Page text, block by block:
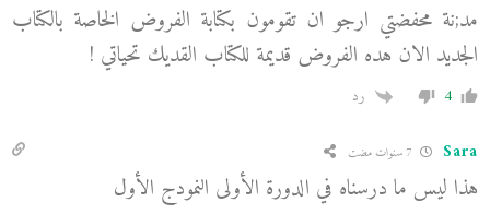
مد;نة محفضتي ارجو ان تقومون بكتابة الفروض الخاصة بالكتاب
الجديد الان هده الفروض قديمة للكتاب القديك تحياتي !
4 رد
Sara
هذا ليس ما درسناه في الدورة الأولى النمودج الأول